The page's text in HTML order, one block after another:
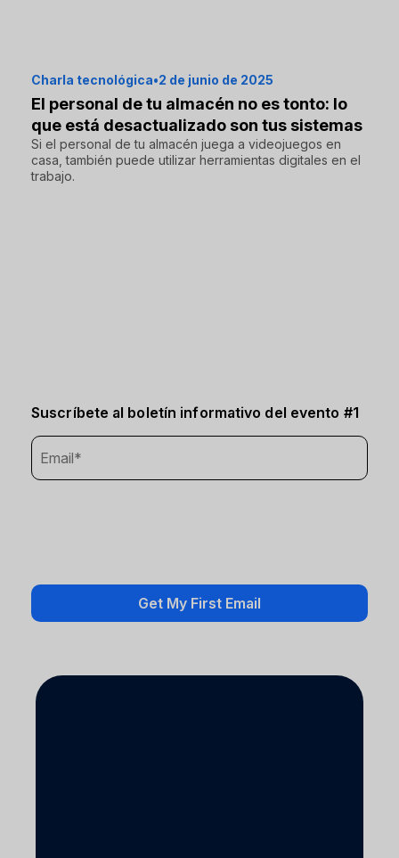
Charla tecnológica•2 de junio de 2025
El personal de tu almacén no es tonto: lo
que está desactualizado son tus sistemas
Si el personal de tu almacén juega a videojuegos en
casa, también puede utilizar herramientas digitales en el
trabajo.
Suscríbete al boletín informativo del evento #1